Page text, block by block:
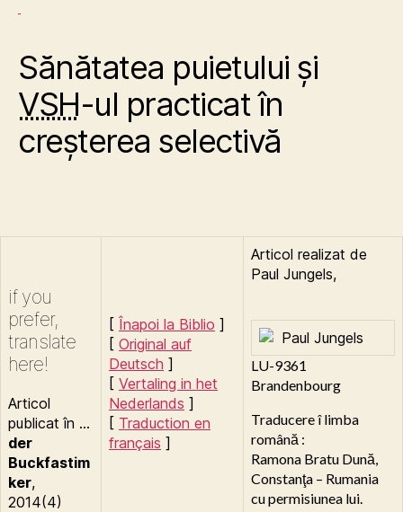
Sănătatea puietului şi
VSH-ul practicat în
creşterea selectivă
if you
prefer,
translate
here!
Articol
publicat în …
der
Buckfastim
ker,
2014(4)
[ Înapoi la Biblio ]
[ Original auf
Deutsch ]
[ Vertaling in het
Nederlands ]
[ Traduction en
français ]
Articol realizat de
Paul Jungels,
LU-9361
Brandenbourg
Traducere î limba
română :
Ramona Bratu Dună
Constanţa – Rumania
cu permisiunea lui.